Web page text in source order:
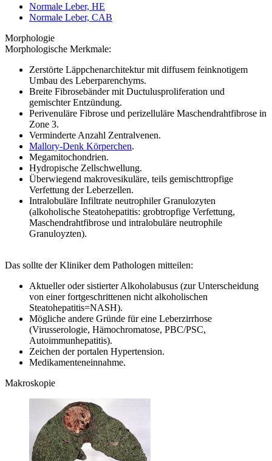
Normale Leber, HE
Normale Leber, CAB
Morphologie
Morphologische Merkmale:
Zerstörte Läppchenarchitektur mit diffusem feinknotigem
Umbau des Leberparenchyms.
Breite Fibrosebänder mit Ductulusproliferation und
gemischter Entzündung.
Perivenuläre Fibrose und perizelluläre Maschendrahtfibrose in
Zone 3.
Verminderte Anzahl Zentralvenen.
Mallory-Denk Körperchen.
Megamitochondrien.
Hydropische Zellschwellung.
Überwiegend makrovesikuläre, teils gemischttropfige
Verfettung der Leberzellen.
Intralobuläre Infiltrate neutrophiler Granulozyten
(alkoholische Steatohepatitis: grobtropfige Verfettung,
Maschendrahtfibrose und intralobuläre neutrophile
Granuloyzten).
Das sollte der Kliniker dem Pathologen mitteilen:
Aktueller oder sistierter Alkoholabusus (zur Unterscheidung
von einer fortgeschrittenen nicht alkoholischen
Steatohepatitis=NASH).
Mögliche andere Gründe für eine Leberzirrhose
(Virusserologie, Hämochromatose, PBC/PSC,
Autoimmunhepatitis).
Zeichen der portalen Hypertension.
Medikamenteneinnahme.
Makroskopie